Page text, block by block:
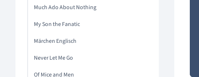
Much Ado About Nothing
My Son the Fanatic
Märchen Englisch
Never Let Me Go
Of Mice and Men